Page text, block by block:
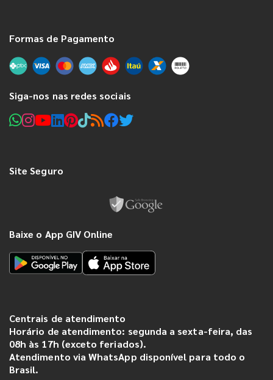
Formas de Pagamento
Siga-nos nas redes sociais
Site Seguro
Baixe o App GIV Online
Centrais de atendimento
Horário de atendimento: segunda a sexta-feira, das
08h às 17h (exceto feriados).
Atendimento via WhatsApp disponível para todo o
Brasil.